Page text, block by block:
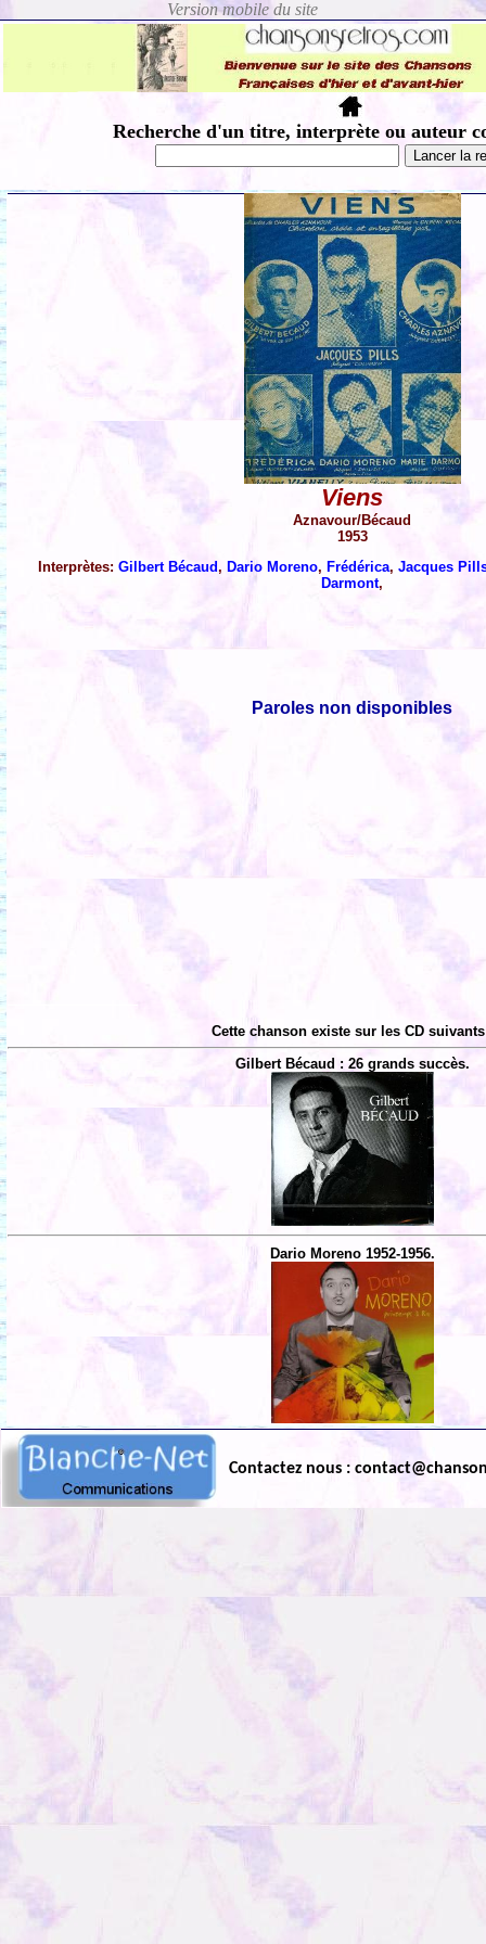
Recherche d'un titre, interprète ou auteur
Viens
Aznavour/Bécaud
1953
Interprètes:Gilbert Bécaud, Dario Moreno, Frédérica,Jacques
Darmont,
Paroles non disponibles
Cette chanson existe sur les CD
Gilbert Bécaud : 26 grands succès.
Dario Moreno 1952-1956.
Contactez nous :